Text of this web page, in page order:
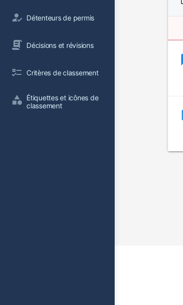
Détenteurs de permis
Décisions et révisions
Critères de classement
Étiquettes et icônes de
classement